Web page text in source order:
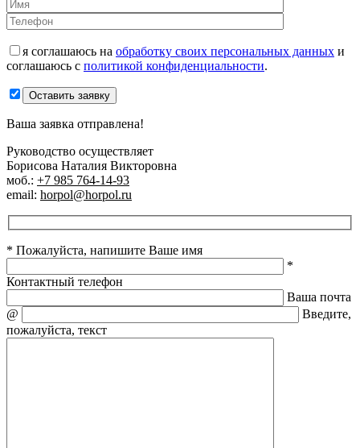
я соглашаюсь на обработку своих персональных данных и
соглашаюсь с политикой конфиденциальности.
Оставить заявку
Ваша заявка отправлена!
Руководство осуществляет
Борисова Наталия Викторовна
моб.: +7 985 764-14-93
email: horpol@horpol.ru
* Пожалуйста, напишите Ваше имя
*
Контактный телефон
Ваша почта
@
Введите,
пожалуйста, текст